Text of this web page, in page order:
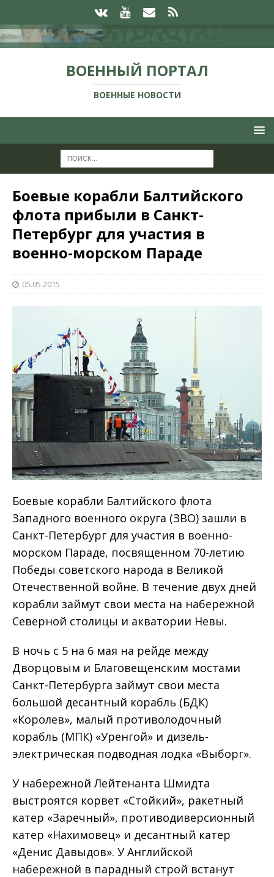
ВОЕННЫЙ ПОРТАЛ
ВОЕННЫЕ НОВОСТИ
Боевые корабли Балтийского
флота прибыли в Санкт-
Петербург для участия в
военно-морском Параде
05.05.2015
Боевые корабли Балтийского флота
Западного военного округа (ЗВО) зашли в
Санкт-Петербург для участия в военно-
морском Параде, посвященном 70-летию
Победы советского народа в Великой
Отечественной войне. В течение двух дней
корабли займут свои места на набережной
Северной столицы и акватории Невы.
В ночь с 5 на 6 мая на рейде между
Дворцовым и Благовещенским мостами
Санкт-Петербурга займут свои места
большой десантный корабль (БДК)
«Королев», малый противолодочный
корабль (МПК) «Уренгой» и дизель-
электрическая подводная лодка «Выборг».
У набережной Лейтенанта Шмидта
выстроятся корвет «Стойкий», ракетный
катер «Заречный», противодиверсионный
катер «Нахимовец» и десантный катер
«Денис Давыдов». У Английской
набережной в парадный строй встанут